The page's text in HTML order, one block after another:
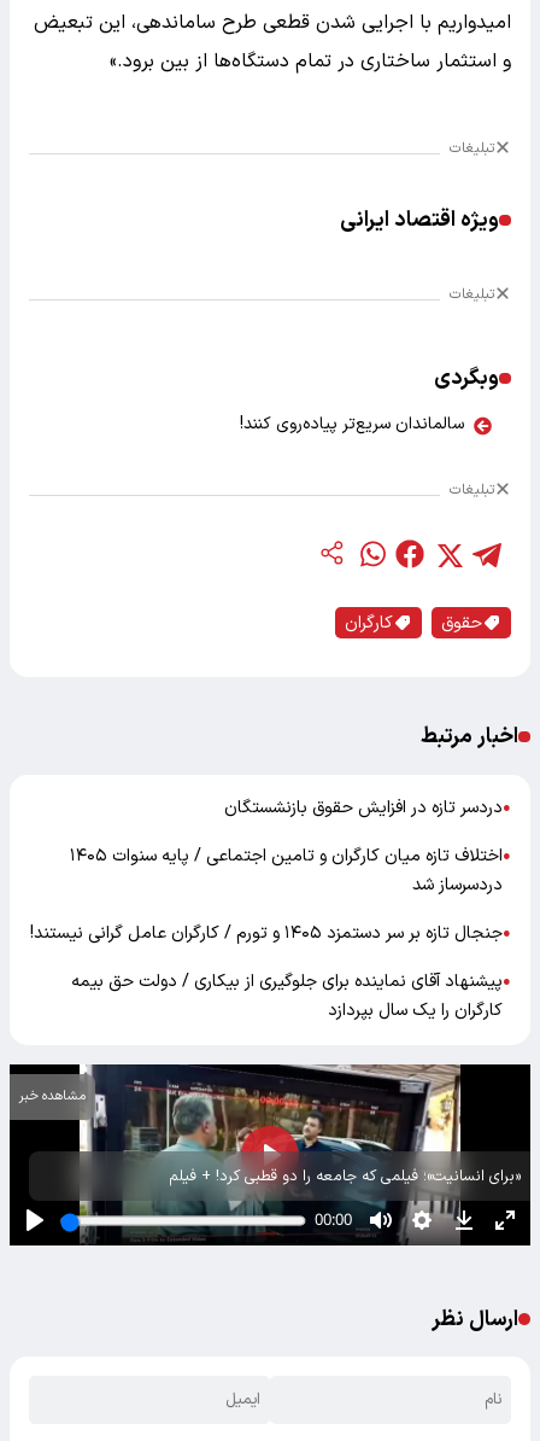
امیدواریم با اجرایی شدن قطعی طرح ساماندهی، این تبعیض
و استثمار ساختاری در تمام دستگاه‌ها از بین برود.»
تبلیغات
ویژه اقتصاد ایرانی
تبلیغات
وبگردی
سالماندان سریع‌تر پیاده‌روی کنند!
تبلیغات
حقوق کارگران
اخبار مرتبط
●دردسر تازه در افزایش حقوق بازنشستگان
●
اختلاف تازه میان کارگران و تامین اجتماعی / پایه سنوات ۱۴۰۵
دردسرساز شد
●جنجال تازه بر سر دستمزد ۱۴۰۵ و تورم / کارگران عامل گرانی نیستند!
●پیشنهاد آقای نماینده برای جلوگیری از بیکاری / دولت حق بیمه
کارگران را یک سال بپردازد
«برای انسانیت»؛ فیلمی که جامعه را دو قطبی کرد! + فیلم
مشاهده خبر
ارسال نظر